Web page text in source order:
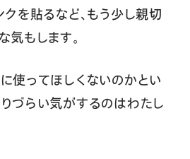
クを貼るなど、もう少し親切
気もします。
使ってほしくないのかとい
づらい気がするのはわたし